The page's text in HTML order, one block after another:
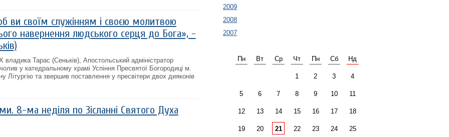
ви своїм служінням і своєю молитвою
навернення людського серця до Бога», -
Тарас (Сеньків), Апостольський адміністратор
у катедральному храмі Успіння Пресвятої Богородиці м.
Літургію та звершив поставлення у пресвітери двох дияконів
8-ма неділя по Зісланні Святого Духа
2009
2008
2007
Пн Вт Ср Чт Пн Сб Нд
1 2 3 4
5 6 7 8 9 10 11
12 13 14 15 16 17 18
19 20 21 22 23 24 25